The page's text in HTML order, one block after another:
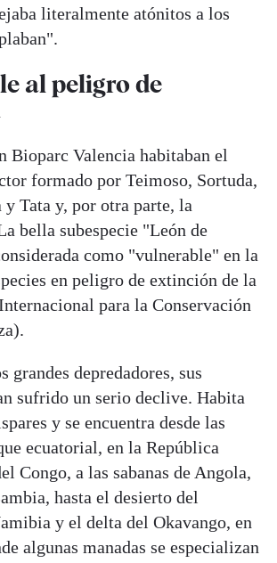
literalmente atónitos a los
al peligro de
Bioparc Valencia habitaban el
formado por Teimoso, Sortuda,
y Tata y, por otra parte, la
bella subespecie "León de
como "vulnerable" en la
en peligro de extinción de la
para la Conservación
grandes depredadores, sus
sufrido un serio declive. Habita
y se encuentra desde las
ecuatorial, en la República
Congo, a las sabanas de Angola,
hasta el desierto del
y el delta del Okavango, en
algunas manadas se especializan